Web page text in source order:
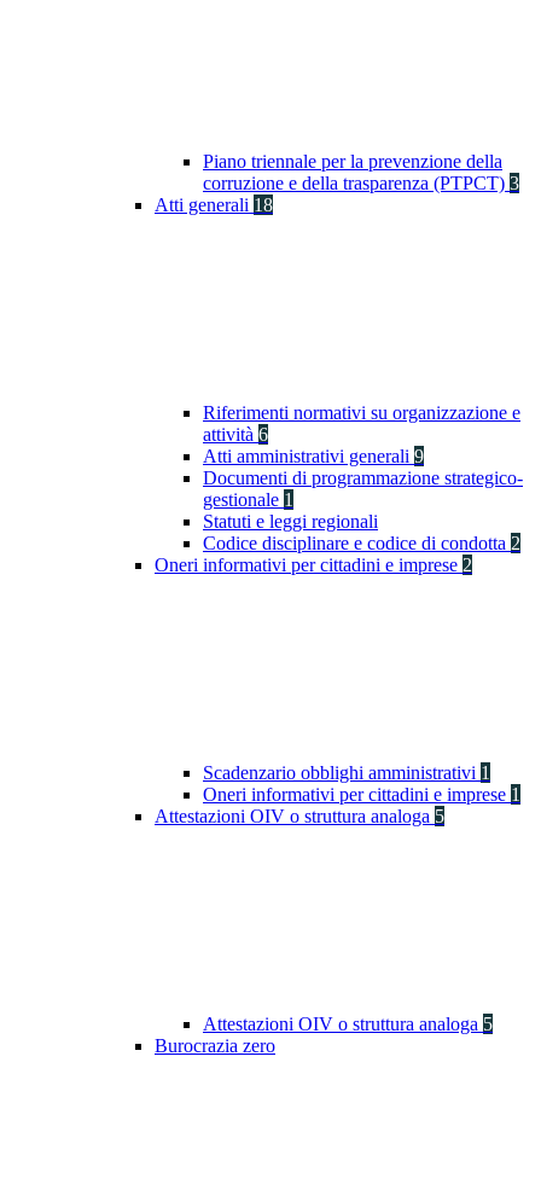
Piano triennale per la prevenzione della
corruzione e della trasparenza (PTPCT) 3
Atti generali 18
Riferimenti normativi su organizzazione e
attività 6
Atti amministrativi generali 9
Documenti di programmazione strategico-
gestionale 1
Statuti e leggi regionali
Codice disciplinare e codice di condotta 2
Oneri informativi per cittadini e imprese 2
Scadenzario obblighi amministrativi 1
Oneri informativi per cittadini e imprese 1
Attestazioni OIV o struttura analoga 5
Attestazioni OIV o struttura analoga 5
Burocrazia zero